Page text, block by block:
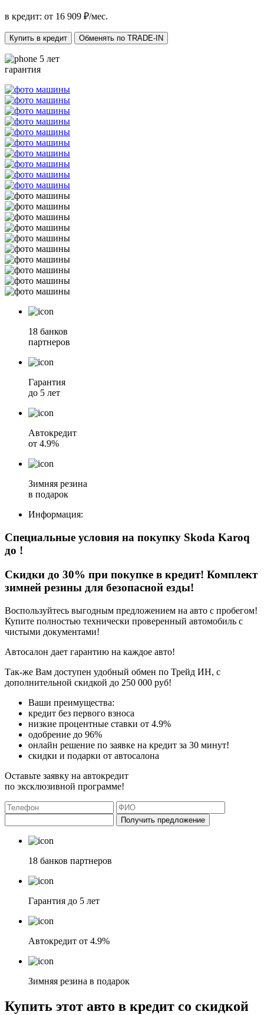
в кредит: от 16 909 ₽/мес.
Купить в кредит Обменять по TRADE-IN
5 лет
гарантия
18 банков
партнеров
Гарантия
до 5 лет
Автокредит
от 4.9%
Зимняя резина
в подарок
Информация:
Специальные условия на покупку Skoda Karoq
до !
Скидки до 30% при покупке в кредит! Комплект
зимней резины для безопасной езды!
Воспользуйтесь выгодным предложением на авто с пробегом!
Купите полностью технически проверенный автомобиль с
чистыми документами!
Автосалон дает гарантию на каждое авто!
Так-же Вам доступен удобный обмен по Трейд ИН, с
дополнительной скидкой до 250 000 руб!
Ваши преимущества:
кредит без первого взноса
низкие процентные ставки от 4.9%
одобрение до 96%
онлайн решение по заявке на кредит за 30 минут!
скидки и подарки от автосалона
Оставьте заявку на автокредит
по эксклюзивной программе!
Получить предложение
18 банков партнеров
Гарантия до 5 лет
Автокредит от 4.9%
Зимняя резина в подарок
Купить этот авто в кредит со скидкой